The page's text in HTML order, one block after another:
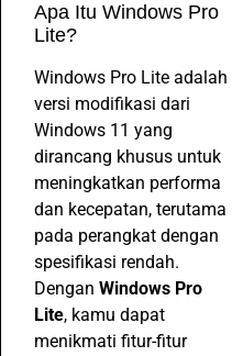
Apa Itu Windows Pro
Lite?
Windows Pro Lite adalah
versi modifikasi dari
Windows 11 yang
dirancang khusus untuk
meningkatkan performa
dan kecepatan, terutama
pada perangkat dengan
spesifikasi rendah.
Dengan Windows Pro
Lite, kamu dapat
menikmati fitur-fitur